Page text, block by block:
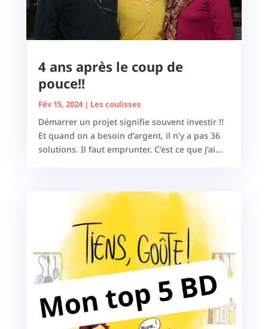
4 ans après le coup de
pouce!!
Fév 15, 2024| Les coulisses
Démarrer un projet signifie souvent investir !!
Et quand on a besoin d’argent, il n’y a pas 36
solutions. Il faut emprunter. C’est ce que j’ai...